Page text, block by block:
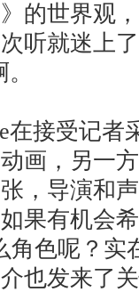
的世界观
听就迷上
接受记者
画，另一
，导演和
果有机会
角色呢？实
也发来了